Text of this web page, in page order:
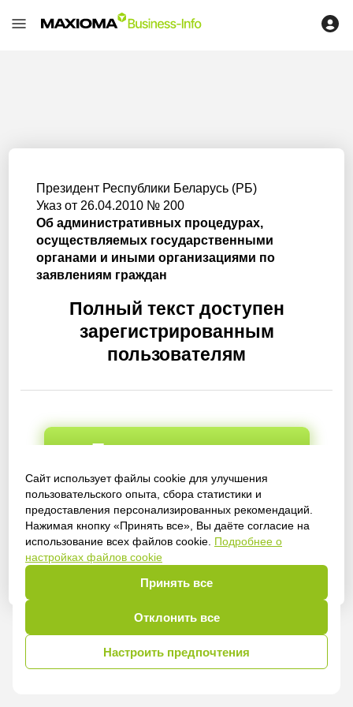
Сайт использует файлы cookie для улучшения
пользовательского опыта, сбора статистики и
предоставления персонализированных рекомендаций.
Нажимая кнопку «Принять все», Вы даёте согласие на
использование всех файлов cookie. Подробнее о
настройках файлов cookie
Принять все
Отклонить все
Настроить предпочтения
Президент Республики Беларусь (РБ)
Указ от 26.04.2010 № 200
Об административных процедурах,
осуществляемых государственными
органами и иными организациями по
заявлениям граждан
Полный текст доступен
зарегистрированным
пользователям
Получить доступ
Войти